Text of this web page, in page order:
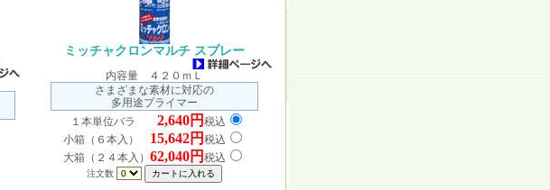
ミッチャクロンマルチ スプレー
内容量 ４２０ｍＬ
さまざまな素材に対応の
多用途プライマー
１本単位バラ 2,640円 税込
小箱（６本入）
15,642円 税込
大箱（２４本入） 62,040円 税込
注文数